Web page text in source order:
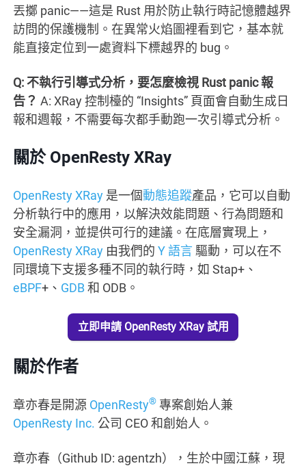
丟擲 panic——這是 Rust 用於防止執行時記憶體越界
訪問的保護機制。在異常火焰圖裡看到它，基本就
能直接定位到一處資料下標越界的 bug。
Q: 不執行引導式分析，要怎麼檢視 Rust panic 報
告？ A: XRay 控制檯的 “Insights” 頁面會自動生成日
報和週報，不需要每次都手動跑一次引導式分析。
關於 OpenResty XRay
OpenResty XRay 是一個動態追蹤產品，它可以自動
分析執行中的應用，以解決效能問題、行為問題和
安全漏洞，並提供可行的建議。在底層實現上，
OpenResty XRay 由我們的 Y 語言 驅動，可以在不
同環境下支援多種不同的執行時，如 Stap+、
eBPF+、 GDB和 ODB。
立即申請 OpenResty XRay 試用
關於作者
章亦春是開源 OpenResty® 專案創始人兼
OpenResty Inc. 公司 CEO 和創始人。
章亦春（Github ID: agentzh），生於中國江蘇，現